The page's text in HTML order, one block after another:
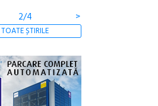
3/4 >
TOATE ȘTIRILE